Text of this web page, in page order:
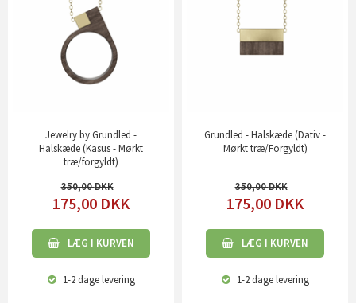
Jewelry by Grundled -
Halskæde (Kasus - Mørkt
træ/forgyldt)
350,00
175,00 DKK
LÆG I KURVEN
1-2 dagelevering
Grundled - Halskæde (Dativ -
Mørkt træ/Forgyldt)
350,00
175,00 DKK
LÆG I KURVEN
1-2 dagelevering